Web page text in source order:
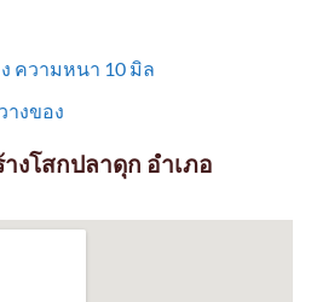
ความหนา 10 มิล
งของ
งโสกปลาดุก อำเภอ